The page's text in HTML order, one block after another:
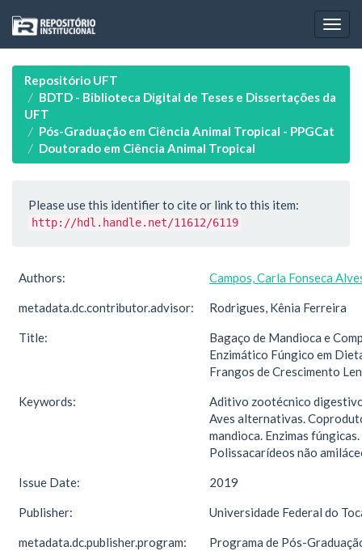
navigation
Repositório UFT
BDTD - Biblioteca Digital de Teses e Dissertações da
UFT
Pós-Graduação em Ciência Animal Tropical - PPGCat
Doutorado em Ciência Animal Tropical
Please use this identifier to cite or link to this item:
http://hdl.handle.net/11612/6119
Authors: Campos, Carla Fonseca
metadata.dc.contributor.advisor: Rodrigues, Kênia Ferreira
Title:
Bagaço de Mandioca e
Enzimático Fúngico em
Frangos de Crescimento
Keywords:
Aditivo zootécnico
Aves alternativas.
mandioca. Enzimas fúngicas.
Polissacarídeos não
Issue Date: 2019
Publisher: Universidade Federal do
metadata.dc.publisher.program:
Programa de Pós-